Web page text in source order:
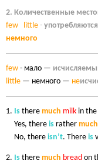
2. Количественные
few
little -
немного
few - мало —
little — немного — не
1. Is there much milk in the
Yes, there is rather much
No, there isn’t. There is
2. Is there much bread on